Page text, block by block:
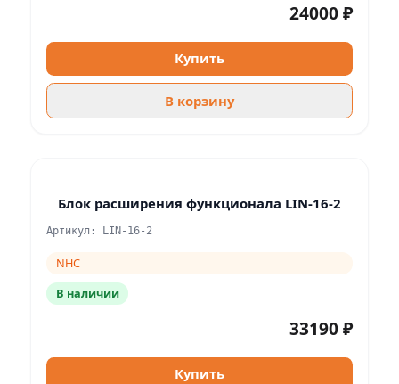
24000 ₽
Купить
В корзину
Блок расширения функционала LIN-16-2
Артикул: LIN-16-2
NHC
В наличии
33190 ₽
Купить